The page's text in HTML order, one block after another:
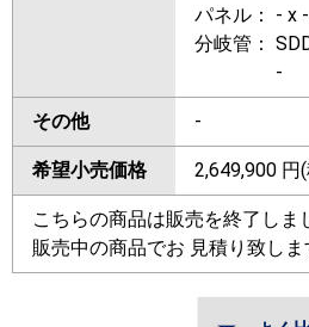
パネル： - x -
分岐管：
-
その他 -
希望小売価格 2,649,900 円
こちらの商品は販売を終了しま
販売中の商品でお 見積り致しま